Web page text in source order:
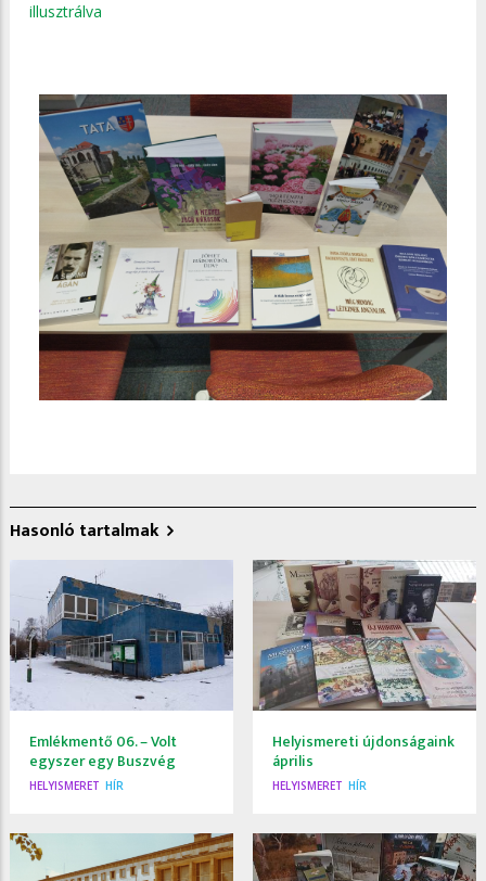
illusztrálva
Hasonló tartalmak
Emlékmentő 06. – Volt
egyszer egy Buszvég
HELYISMERET HÍR
Helyismereti újdonságaink
április
HELYISMERET HÍR